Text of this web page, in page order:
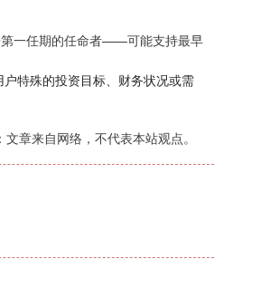
一任期的任命者——可能支持最早
特殊的投资目标、财务状况或需
章来自网络，不代表本站观点。